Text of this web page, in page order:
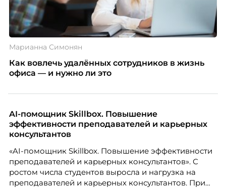
Марианна Симонян
Как вовлечь удалённых сотрудников в жизнь
офиса — и нужно ли это
AI-помощник Skillbox. Повышение
эффективности преподавателей и карьерных
консультантов
«AI-помощник Skillbox. Повышение эффективности
преподавателей и карьерных консультантов». С
ростом числа студентов выросла и нагрузка на
преподавателей и карьерных консультантов. При